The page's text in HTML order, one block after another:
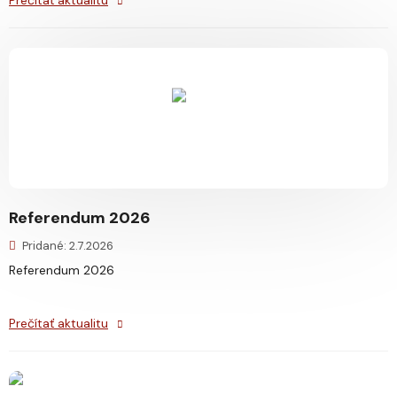
Referendum 2026
Pridané: 2.7.2026
Referendum 2026
Prečítať aktualitu